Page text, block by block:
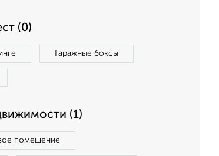
(0)
Гаражные боксы
(1)
помещение